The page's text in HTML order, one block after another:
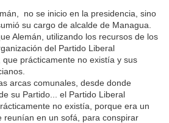
no se inicio en la presidencia, sino
su cargo de alcalde de Managua.
Alemán, utilizando los recursos de los
del Partido Liberal
prácticamente no existía y sus
arcas comunales, desde donde
su Partido... el Partido Liberal
no existía, porque era un
reunían en un sofá, para conspirar